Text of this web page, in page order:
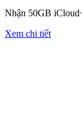
Nhận 50GB
Xem chi tiết